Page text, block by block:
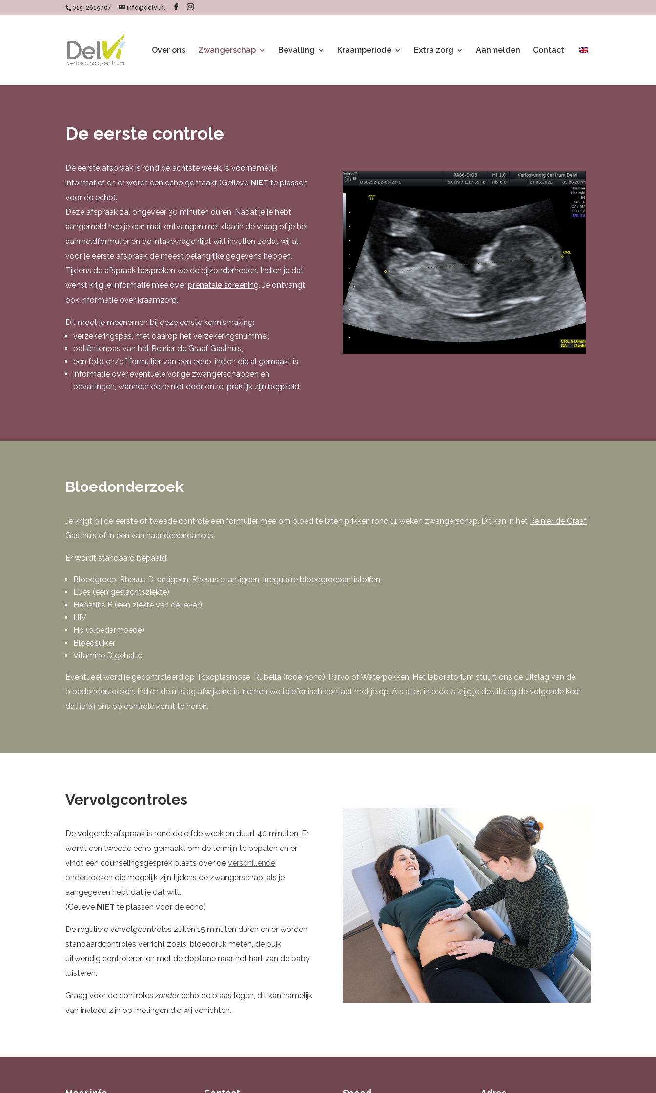
015-2619707 info@delvi.nl
Over ons Zwangerschap Bevalling Kraamperiode Extra zorg Aanmelden Contact
De eerste controle
De eerste afspraak is rond de achtste week, is voornamelijk
informatief en er wordt een echo gemaakt (Gelieve NIET te plassen
voor de echo).
Deze afspraak zal ongeveer 30 minuten duren. Nadat je je hebt
aangemeld heb je een mail ontvangen met daarin de vraag of je het
aanmeldformulier en de intakevragenlijst wilt invullen zodat wij al
voor je eerste afspraak de meest belangrijke gegevens hebben.
Tijdens de afspraak bespreken we de bijzonderheden. Indien je dat
wenst krijg je informatie mee over prenatale screening. Je ontvangt
ook informatie over kraamzorg.
Dit moet je meenemen bij deze eerste kennismaking:
verzekeringspas, met daarop het verzekeringsnummer,
patiëntenpas van het Reinier de Graaf Gasthuis,
een foto en/of formulier van een echo, indien die al gemaakt is,
informatie over eventuele vorige zwangerschappen en
bevallingen, wanneer deze niet door onze praktijk zijn begeleid.
Bloedonderzoek
Je krijgt bij de eerste of tweede controle een formulier mee om bloed te laten prikken rond 11 weken zwangerschap. Dit kan in het Reinier de Graaf
Gasthuis of in één van haar dependances.
Er wordt standaard bepaald:
Bloedgroep, Rhesus D-antigeen, Rhesus c-antigeen, Irregulaire bloedgroepantistoffen
Lues (een geslachtsziekte)
Hepatitis B (een ziekte van de lever)
HIV
Hb (bloedarmoede)
Bloedsuiker
Vitamine D gehalte
Eventueel word je gecontroleerd op Toxoplasmose, Rubella (rode hond), Parvo of Waterpokken. Het laboratorium stuurt ons de uitslag van de
bloedonderzoeken. Indien de uitslag afwijkend is, nemen we telefonisch contact met je op. Als alles in orde is krijg je de uitslag de volgende keer
dat je bij ons op controle komt te horen.
Vervolgcontroles
De volgende afspraak is rond de elfde week en duurt 40 minuten. Er
wordt een tweede echo gemaakt om de termijn te bepalen en er
vindt een counselingsgesprek plaats over de verschillende
onderzoeken die mogelijk zijn tijdens de zwangerschap, als je
aangegeven hebt dat je dat wilt.
(Gelieve NIET te plassen voor de echo)
De reguliere vervolgcontroles zullen 15 minuten duren en er worden
standaardcontroles verricht zoals: bloeddruk meten, de buik
uitwendig controleren en met de doptone naar het hart van de baby
luisteren.
Graag voor de controles zonder echo de blaas legen, dit kan namelijk
van invloed zijn op metingen die wij verrichten.